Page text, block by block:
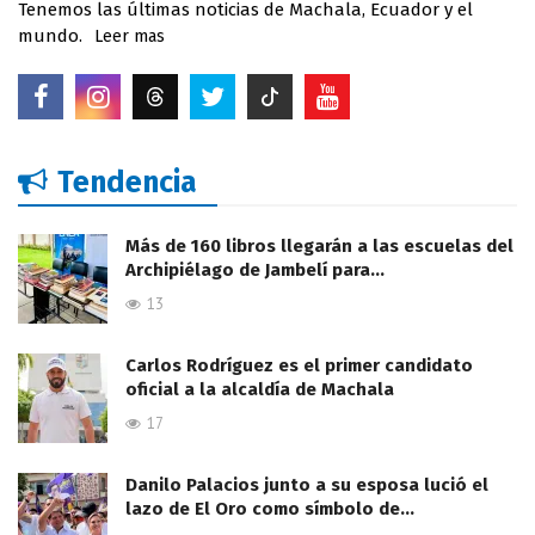
Tenemos las últimas noticias de Machala, Ecuador y el
mundo.
Leer mas
Tendencia
Más de 160 libros llegarán a las escuelas del
Archipiélago de Jambelí para…
13
Carlos Rodríguez es el primer candidato
oficial a la alcaldía de Machala
17
Danilo Palacios junto a su esposa lució el
lazo de El Oro como símbolo de…